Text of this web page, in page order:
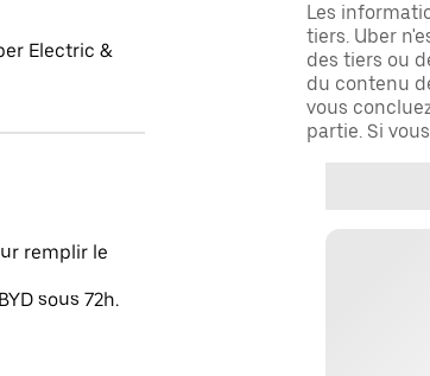
Electric &
remplir le
sous 72h.
Les
tiers. Uber
des tiers ou
du contenu
vous
partie. Si